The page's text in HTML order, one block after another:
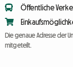
Öffentliche
Die genaue Adresse der
mitgeteilt.